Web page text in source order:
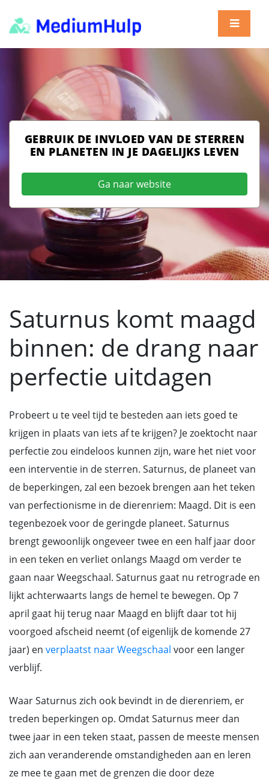
GEBRUIK DE INVLOED VAN DE STERREN
EN PLANETEN IN JE DAGELIJKS LEVEN
Ga naar website
Saturnus komt maagd
binnen: de drang naar
perfectie uitdagen
Probeert u te veel tijd te besteden aan iets goed te
krijgen in plaats van iets af te krijgen? Je zoektocht naar
perfectie zou eindeloos kunnen zijn, ware het niet voor
een interventie in de sterren. Saturnus, de planeet van
de beperkingen, zal een bezoek brengen aan het teken
van perfectionisme in de dierenriem: Maagd. Dit is een
tegenbezoek voor de geringde planeet. Saturnus
brengt gewoonlijk ongeveer twee en een half jaar door
in een teken en verliet onlangs Maagd om verder te
gaan naar Weegschaal. Saturnus gaat nu retrograde en
lijkt achterwaarts langs de hemel te bewegen. Op 7
april gaat hij terug naar Maagd en blijft daar tot hij
voorgoed afscheid neemt (of eigenlijk de komende 27
jaar) en verplaatst naar Weegschaal voor een langer
verblijf.
Waar Saturnus zich ook bevindt in de dierenriem, er
treden beperkingen op. Omdat Saturnus meer dan
twee jaar in een teken staat, passen de meeste mensen
zich aan veranderende omstandigheden aan en leren
ze mee te gaan met de grenzen die door deze